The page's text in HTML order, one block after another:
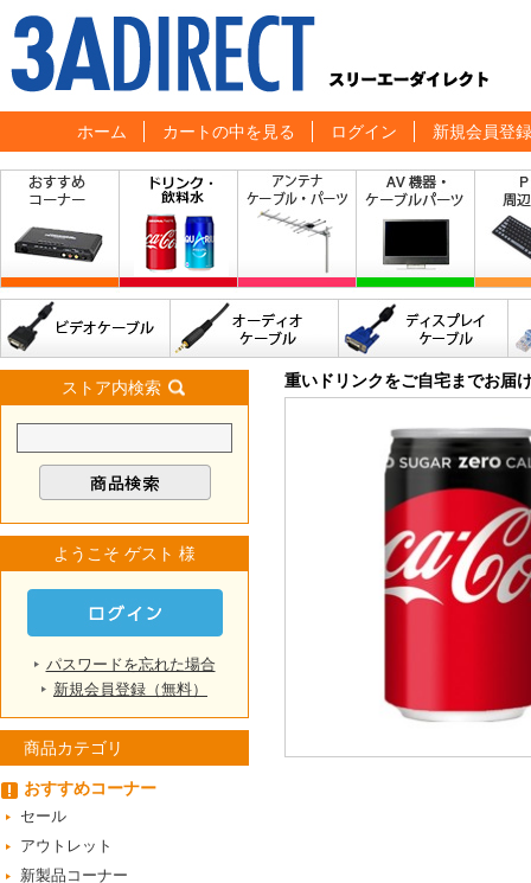
ホーム カートの中を見る ログイン 新規会員登録
ストア内検索
ようこそ ゲスト 様
パスワードを忘れた場合
新規会員登録（無料）
商品カテゴリ
おすすめコーナー
セール
アウトレット
新製品コーナー
重いドリンクをご自宅までお届